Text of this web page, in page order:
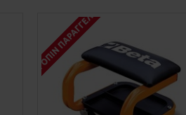
ΚΑΤΌΠΙΝ ΠΑΡΑΓΓΕΛΊΑΣ